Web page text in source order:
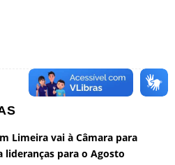
Limeira vai à Câmara para
lideranças para o Agosto